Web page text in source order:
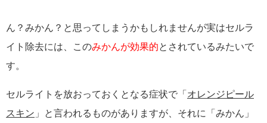
ん？みかん？と思ってしまうかもしれませんが実はセルラ
イト除去には、このみかんが効果的 とされているみたいで
す。
セルライトを放おっておくとなる症状で「 オレンジピール
スキン 」と言われるものがありますが、それに「みかん」